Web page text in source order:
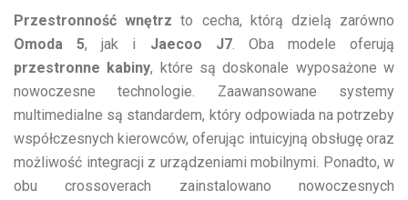
Przestronność wnętrz to cecha, którą dzielą zarówno
Omoda 5, jak i Jaecoo J7. Oba modele oferują
przestronne kabiny, które są doskonale wyposażone w
nowoczesne technologie. Zaawansowane systemy
multimedialne są standardem, który odpowiada na potrzeby
współczesnych kierowców, oferując intuicyjną obsługę oraz
możliwość integracji z urządzeniami mobilnymi. Ponadto, w
obu crossoverach zainstalowano nowoczesnych